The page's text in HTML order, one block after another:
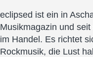
eclipsed ist ein in
Musikmagazin und
im Handel. Es richtet
Rockmusik, die Lust